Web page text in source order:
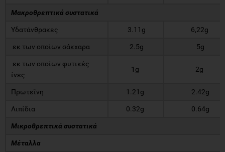
Μακροθρεπτικά συστατικά
Υδατάνθρακες 3.11g 6,22g
εκ των οποίων σάκχαρα 2.5g 5g
εκ των οποίων φυτικές
ίνες
1g 2g
Πρωτεΐνη 1.21g 2.42g
Λιπίδια 0.32g 0.64g
Μικροθρεπτικά συστατικά
Μέταλλα